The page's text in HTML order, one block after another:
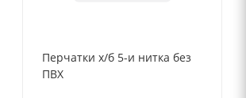
Перчатки х/б 5-и нитка без
ПВХ